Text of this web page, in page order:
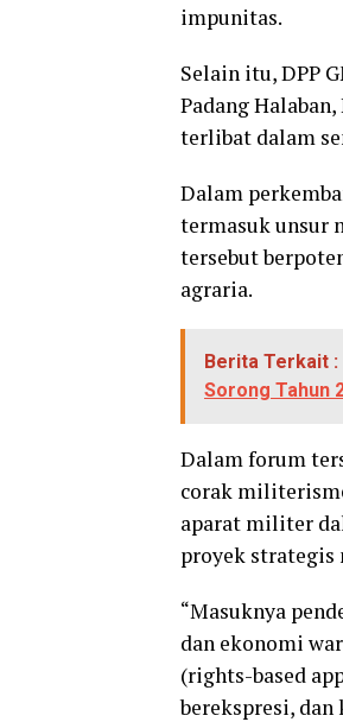
impunitas.
Selain itu, DPP
Padang
terlibat dalam
Dalam
termasuk unsur
tersebut
agraria.
Berita Terkait :
Sorong Tahun
Dalam forum
corak
aparat militer
proyek strategis
“Masuknya
dan ekonomi
(rights-based
berekspresi, dan